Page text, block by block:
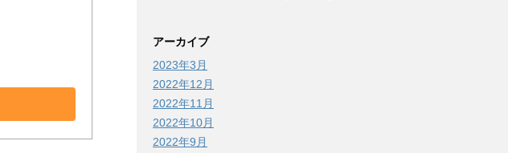
アーカイブ
2023年3月
2022年12月
2022年11月
2022年10月
2022年9月